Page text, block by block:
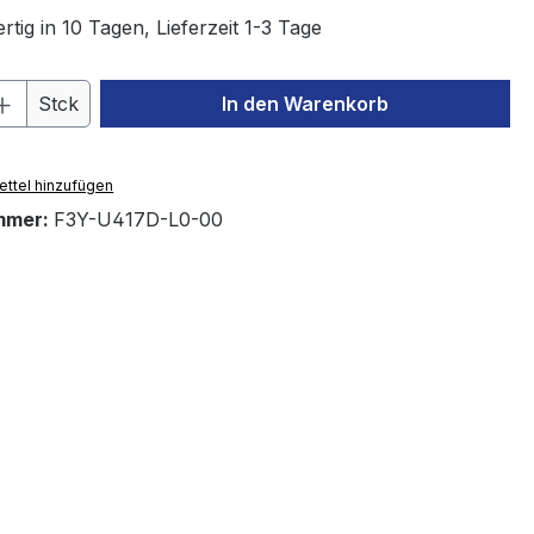
in 10 Tagen, Lieferzeit 1-3 Tage
Anzahl: Gib den gewünschten Wert
Stck In den Warenkorb
hinzufügen
F3Y-U417D-L0-00